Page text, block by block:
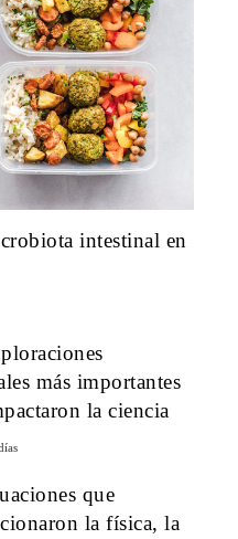
intestinal en
más importantes
la ciencia
que
la física, la